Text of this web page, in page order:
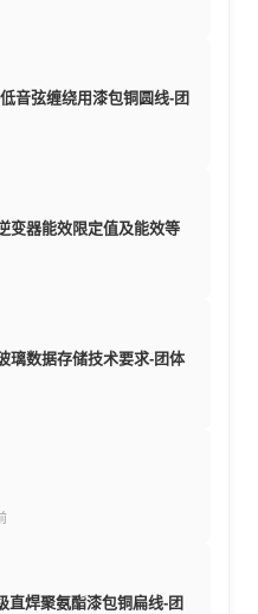
音弦缠绕用漆包铜圆线-团
变器能效限定值及能效等
璃数据存储技术要求-团体
焊聚氨酯漆包铜扁线-团